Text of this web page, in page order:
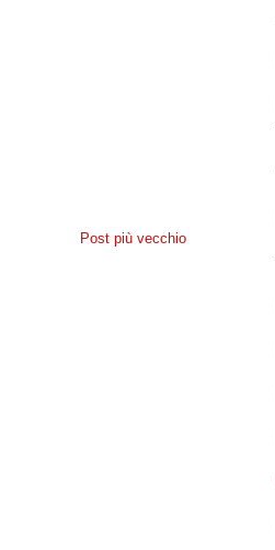
Post più vecchio